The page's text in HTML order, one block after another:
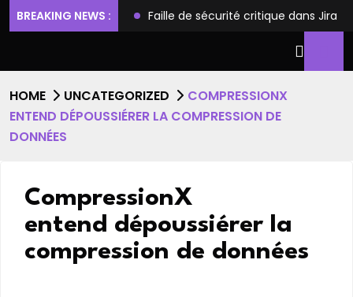
BREAKING NEWS :
et l’accès root Faille de sécurité critique dans Jira
HOME UNCATEGORIZED
COMPRESSIONX
ENTEND DÉPOUSSIÉRER LA COMPRESSION DE
DONNÉES
CompressionX
entend dépoussiérer la
compression de données